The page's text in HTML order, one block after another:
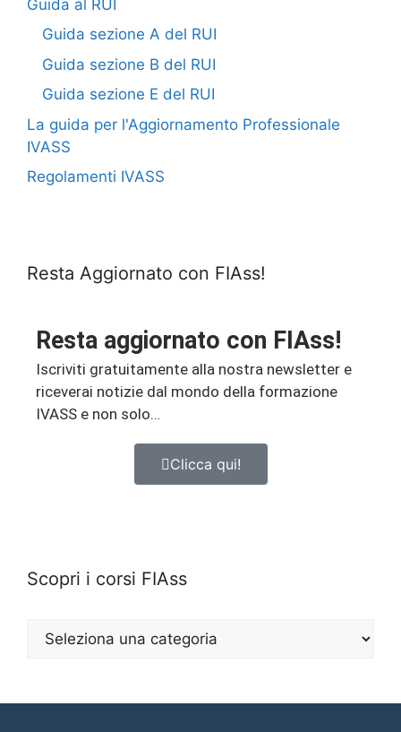
Guida al RUI
Guida sezione A del RUI
Guida sezione B del RUI
Guida sezione E del RUI
La guida per l'Aggiornamento Professionale
IVASS
Regolamenti IVASS
Resta Aggiornato con FIAss!
Resta aggiornato con FIAss!
Iscriviti gratuitamente alla nostra newsletter e
riceverai notizie dal mondo della formazione
IVASS e non solo…
Clicca qui!
Scopri i corsi FIAss